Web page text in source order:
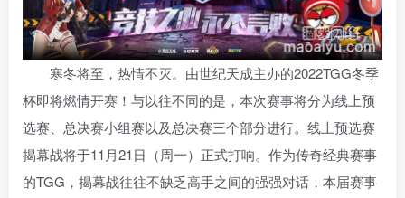
寒冬将至，热情不灭。由世纪天成主办的2022TGG冬季
杯即将燃情开赛！与以往不同的是，本次赛事将分为线上预
选赛、总决赛小组赛以及总决赛三个部分进行。线上预选赛
揭幕战将于11月21日（周一）正式打响。作为传奇经典赛事
的TGG，揭幕战往往不缺乏高手之间的强强对话，本届赛事